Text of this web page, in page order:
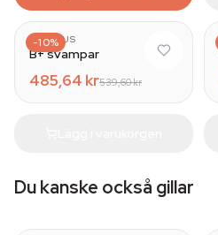
-10%
AZARIUS
B+ svampar
485,64 kr539,60 kr
Du kanske också gillar